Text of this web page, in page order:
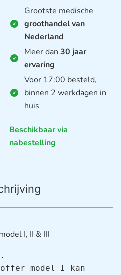
Grootste medische
groothandel van
Nederland
Meer dan 30 jaar
ervaring
Voor 17:00 besteld,
binnen 2 werkdagen in
huis
Beschikbaar via
nabestelling
I, II & III
koffer model I kan